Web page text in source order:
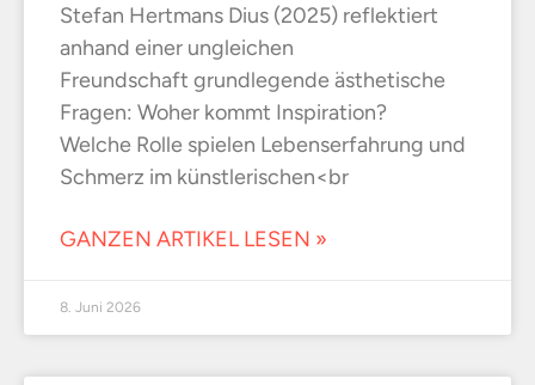
Stefan Hertmans Dius (2025) reflektiert
anhand einer ungleichen
Freundschaft grundlegende ästhetische
Fragen: Woher kommt Inspiration?
Welche Rolle spielen Lebenserfahrung und
Schmerz im künstlerischen<br
GANZEN ARTIKEL LESEN »
8. Juni 2026